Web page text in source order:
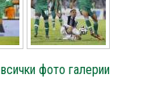
всички фото галерии